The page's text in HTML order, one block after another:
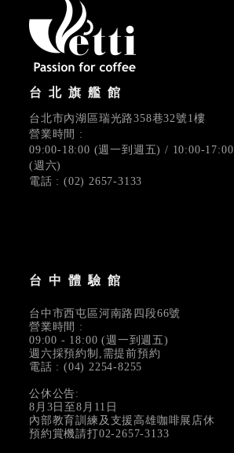
台北旗艦館
台北市內湖區瑞光路358巷32號1樓
營業時間 :
09:00-18:00 (週一到週五) / 10:00-17:00
(週六)
電話 : (02) 2657-3133
台中體驗館
台中市西屯區河南路四段66號
營業時間 :
09:00 - 18:00 (週一到週五)
週六採預約制,需提前預約
電話 : (04) 2254-8255
公休公告:
8月3日至8月11日
內部教育訓練及支援高雄咖啡展店休
預約賞機請打02-2657-3133